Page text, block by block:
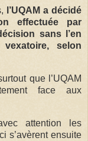
l’UQAM a décidé
effectuée par
sans l’en
selon
que l’UQAM
face aux
attention les
s’avèrent ensuite